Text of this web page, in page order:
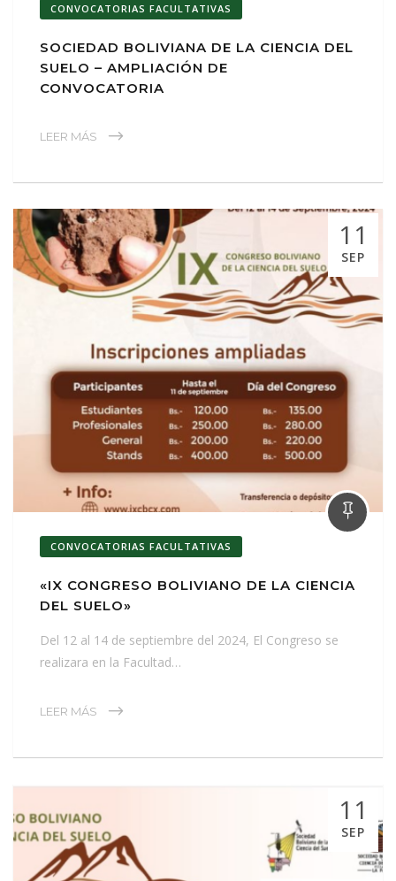
CONVOCATORIAS FACULTATIVAS
SOCIEDAD BOLIVIANA DE LA CIENCIA DEL
SUELO – AMPLIACIÓN DE
CONVOCATORIA
LEER MÁS
11
SEP
CONVOCATORIAS FACULTATIVAS
«IX CONGRESO BOLIVIANO DE LA CIENCIA
DEL SUELO»
Del 12 al 14 de septiembre del 2024, El Congreso se
realizara en la Facultad…
LEER MÁS
11
SEP